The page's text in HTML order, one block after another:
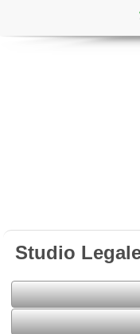
Studio